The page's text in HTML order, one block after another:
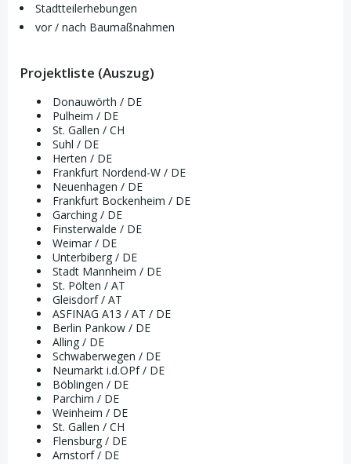
Stadtteilerhebungen
vor / nach Baumaßnahmen
Projektliste (Auszug)
Donauwörth / DE
Pulheim / DE
St. Gallen / CH
Suhl / DE
Herten / DE
Frankfurt Nordend-W / DE
Neuenhagen / DE
Frankfurt Bockenheim / DE
Garching / DE
Finsterwalde / DE
Weimar / DE
Unterbiberg / DE
Stadt Mannheim / DE
St. Pölten / AT
Gleisdorf / AT
ASFINAG A13 / AT / DE
Berlin Pankow / DE
Alling / DE
Schwaberwegen / DE
Neumarkt i.d.OPf / DE
Böblingen / DE
Parchim / DE
Weinheim / DE
St. Gallen / CH
Flensburg / DE
Arnstorf / DE